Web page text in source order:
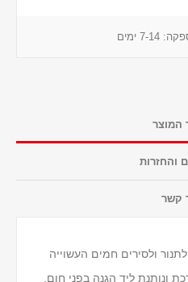
7-14 ימים
המוצר
והחזרות
קשר
ולסירים חמים העשוייה
ונותנת ליד הגנה בפני חום.